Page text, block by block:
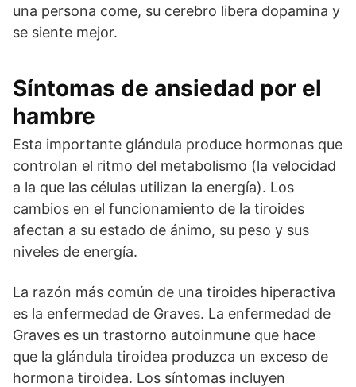
una persona come, su cerebro libera dopamina y
se siente mejor.
Síntomas de ansiedad por el
hambre
Esta importante glándula produce hormonas que
controlan el ritmo del metabolismo (la velocidad
a la que las células utilizan la energía). Los
cambios en el funcionamiento de la tiroides
afectan a su estado de ánimo, su peso y sus
niveles de energía.
La razón más común de una tiroides hiperactiva
es la enfermedad de Graves. La enfermedad de
Graves es un trastorno autoinmune que hace
que la glándula tiroidea produzca un exceso de
hormona tiroidea. Los síntomas incluyen